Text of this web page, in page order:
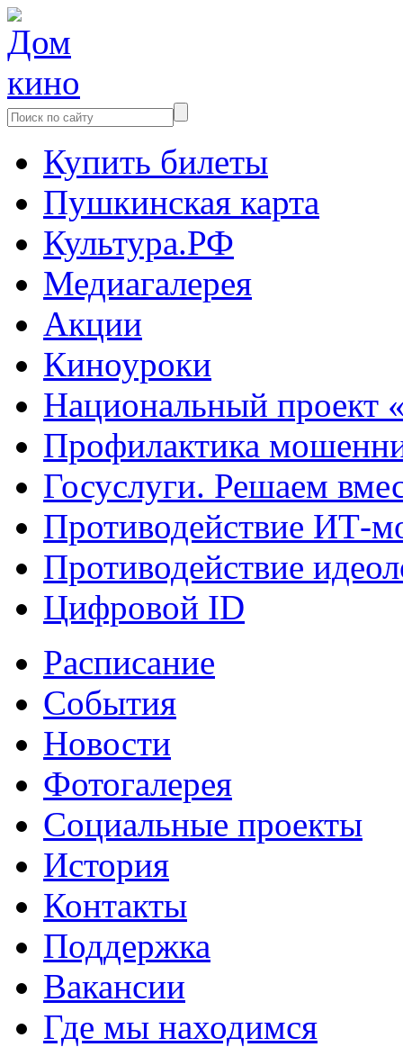
Купить билеты
Пушкинская карта
Культура.РФ
Медиагалерея
Акции
Киноуроки
Национальный проект
Профилактика
Госуслуги. Решаем
Противодействие ИТ-
Противодействие
Цифровой ID
Расписание
События
Новости
Фотогалерея
Социальные проекты
История
Контакты
Поддержка
Вакансии
Где мы находимся